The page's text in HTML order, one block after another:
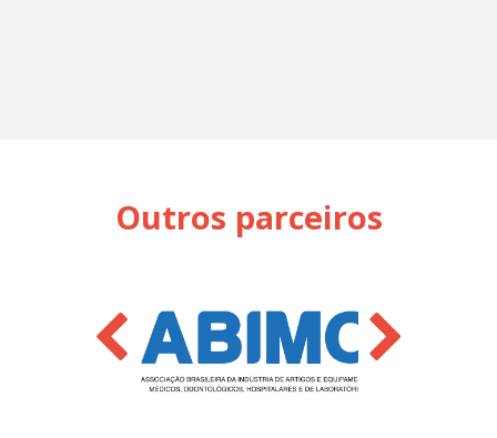
Outros parceiros